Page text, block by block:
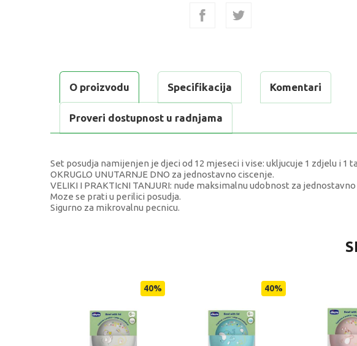
O proizvodu Specifikacija Komentari
Proveri dostupnost u radnjama
Set posudja namijenjen je djeci od 12 mjeseci i vise: ukljucuje 1 zdjelu i 1
OKRUGLO UNUTARNJE DNO za jednostavno ciscenje.
VELIKI I PRAKTIcNI TANJURI: nude maksimalnu udobnost za
Moze se prati u perilici posudja.
Sigurno za mikrovalnu pecnicu.
Posude za
Težina specifikacija
Univerzalno
Uzrast
40% 40%